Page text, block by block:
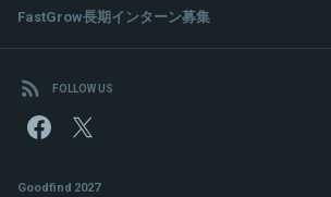
FastGrow長期インターン募集
FOLLOW US
Goodfind 2027